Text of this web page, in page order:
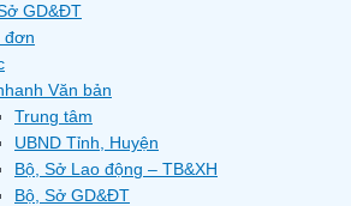
GD&ĐT
đơn
Văn bản
Trung tâm
UBND Tỉnh, Huyện
Bộ, Sở Lao động – TB&XH
Bộ, Sở GD&ĐT